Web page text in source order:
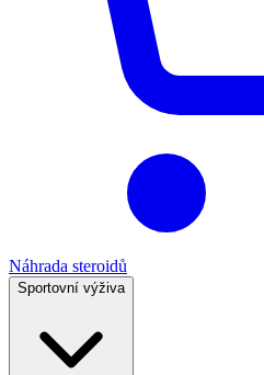
Náhrada steroidů
Sportovní výživa